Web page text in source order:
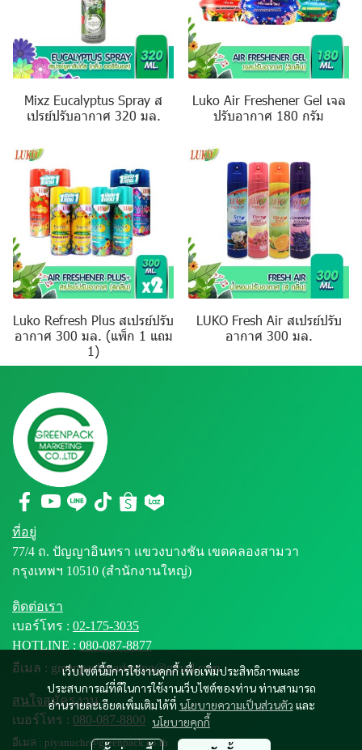
Mixz Eucalyptus Spray ส
เปรย์ปรับอากาศ 320 มล.
Luko Air Freshener Gel เจล
ปรับอากาศ 180 กรัม
Luko Refresh Plus สเปรย์ปรับ
อากาศ 300 มล. (แพ็ก 1 แถม
1)
LUKO Fresh Air สเปรย์ปรับ
อากาศ 300 มล.
เว็บไซต์นี้มีการใช้งานคุกกี้ เพื่อเพิ่มประสิทธิภาพและ
ประสบการณ์ที่ดีในการใช้งานเว็บไซต์ของท่าน ท่านสามารถ
อ่านรายละเอียดเพิ่มเติมได้ที่ นโยบายความเป็นส่วนตัว และ
นโยบายคุกกี้
ที่อยู่
77/4 ถ. ปัญญาอินทรา แขวงบางชัน เขตคลองสามวา
กรุงเทพฯ 10510 (สำนักงานใหญ่)
ติดต่อเรา
เบอร์โทร : 02-175-3035
HOTLINE : 080-087-8877
อีเมล : greenpackmarketing@gmail.com
สนใจสมัครงาน
เบอร์โทร : 080-087-8800
อีเมล : piyanuchr@greenpack.co.th